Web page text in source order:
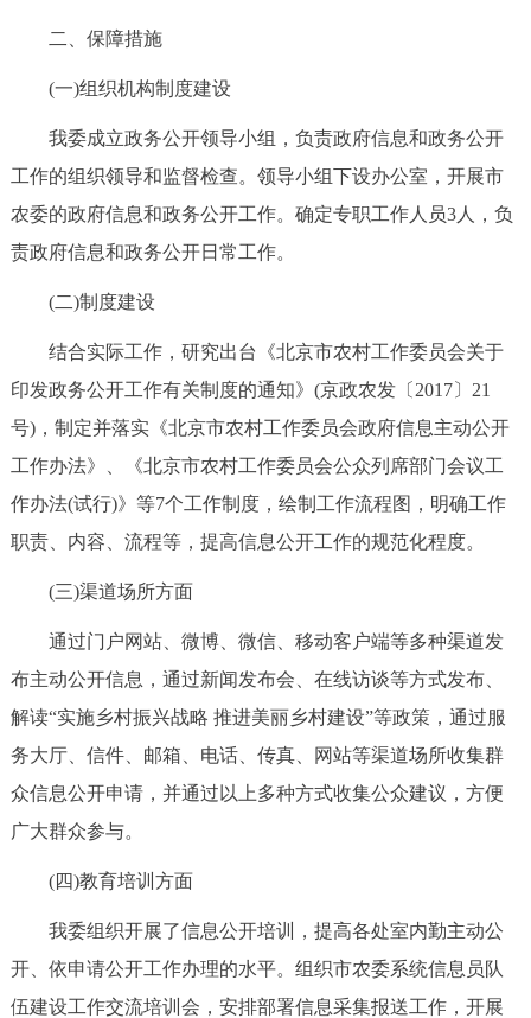
ESPAÑOL
二、保障措施
(一)组织机构制度建设
我委成立政务公开领导小组，负责政府信息和政务公开
工作的组织领导和监督检查。领导小组下设办公室，开展市
农委的政府信息和政务公开工作。确定专职工作人员3人，负
责政府信息和政务公开日常工作。
(二)制度建设
结合实际工作，研究出台《北京市农村工作委员会关于
印发政务公开工作有关制度的通知》(京政农发〔2017〕21
号)，制定并落实《北京市农村工作委员会政府信息主动公开
工作办法》、《北京市农村工作委员会公众列席部门会议工
作办法(试行)》等7个工作制度，绘制工作流程图，明确工作
职责、内容、流程等，提高信息公开工作的规范化程度。
(三)渠道场所方面
通过门户网站、微博、微信、移动客户端等多种渠道发
布主动公开信息，通过新闻发布会、在线访谈等方式发布、
解读“实施乡村振兴战略 推进美丽乡村建设”等政策，通过服
务大厅、信件、邮箱、电话、传真、网站等渠道场所收集群
众信息公开申请，并通过以上多种方式收集公众建议，方便
广大群众参与。
(四)教育培训方面
我委组织开展了信息公开培训，提高各处室内勤主动公
开、依申请公开工作办理的水平。组织市农委系统信息员队
伍建设工作交流培训会，安排部署信息采集报送工作，开展